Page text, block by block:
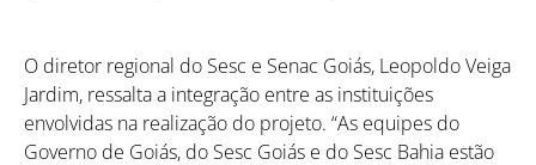
O diretor regional do Sesc e Senac Goiás, Leopoldo Veiga
Jardim, ressalta a integração entre as instituições
envolvidas na realização do projeto. “As equipes do
Governo de Goiás, do Sesc Goiás e do Sesc Bahia estão